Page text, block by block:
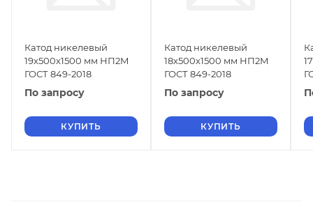
Катод никелевый
19х500х1500 мм НП2М
ГОСТ 849-2018
По запросу
КУПИТЬ
Катод никелевый
18х500х1500 мм НП2М
ГОСТ 849-2018
По запросу
КУПИТЬ